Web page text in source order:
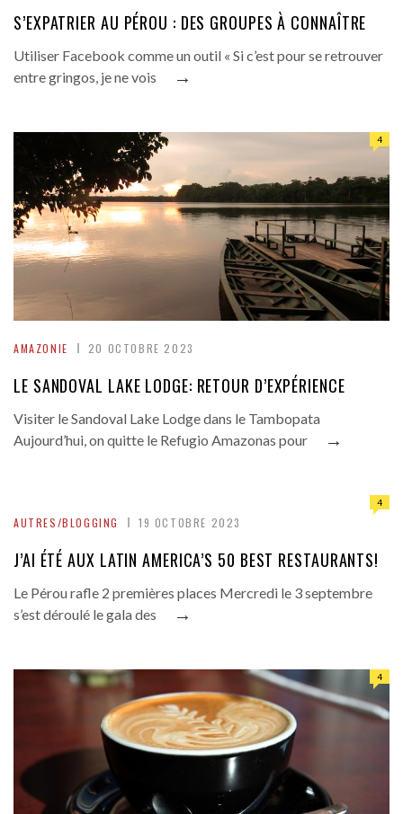
S’EXPATRIER AU PÉROU : DES GROUPES À CONNAÎTRE
Utiliser Facebook comme un outil « Si c’est pour se retrouver
entre gringos, je ne vois
→
AMAZONIE 20 OCTOBRE 2023
4
LE SANDOVAL LAKE LODGE: RETOUR D’EXPÉRIENCE
Visiter le Sandoval Lake Lodge dans le Tambopata
Aujourd’hui, on quitte le Refugio Amazonas pour
→
AUTRES/BLOGGING 19 OCTOBRE 2023
4
J’AI ÉTÉ AUX LATIN AMERICA’S 50 BEST RESTAURANTS!
Le Pérou rafle 2 premières places Mercredi le 3 septembre
s’est déroulé le gala des
→
4